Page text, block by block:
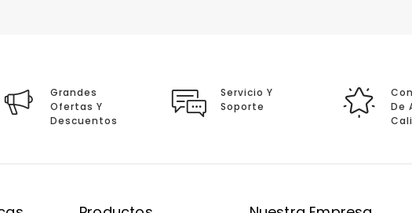
Grandes
Ofertas Y
Descuentos
Servicio Y
Soporte
De